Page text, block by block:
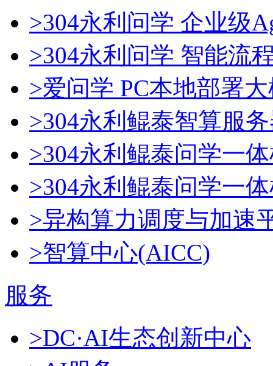
>304永利问学 企业级
>304永利问学 智能流
>爱问学 PC本地部署
>304永利鲲泰智算服
>304永利鲲泰问学一
>304永利鲲泰问学一体
>异构算力调度与加速
>智算中心(AICC)
服务
>DC·AI生态创新中心